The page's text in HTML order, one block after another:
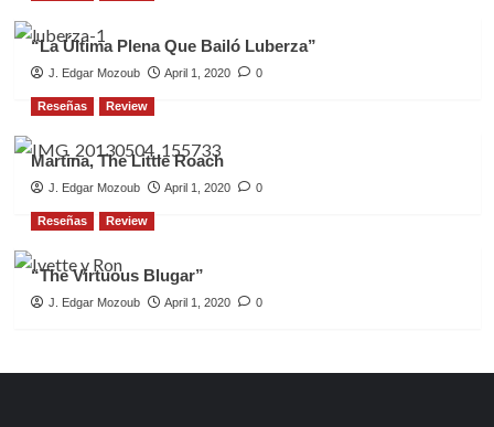
“La Última Plena Que Bailó Luberza”
J. Edgar Mozoub April 1, 2020 0
Reseñas Review
Martina, The Little Roach
J. Edgar Mozoub April 1, 2020 0
Reseñas Review
“The Virtuous Blugar”
J. Edgar Mozoub April 1, 2020 0